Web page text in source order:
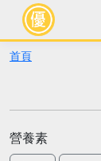
首頁
營養素